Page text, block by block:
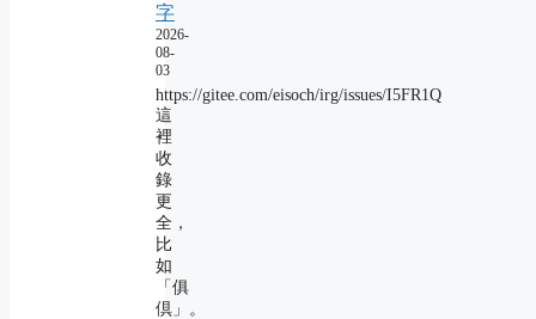
字
2026-
08-
03
https://gitee.com/eisoch/irg/issues/I5FR1Q
這
裡
收
錄
更
全，
比
如
「俱
倶」。